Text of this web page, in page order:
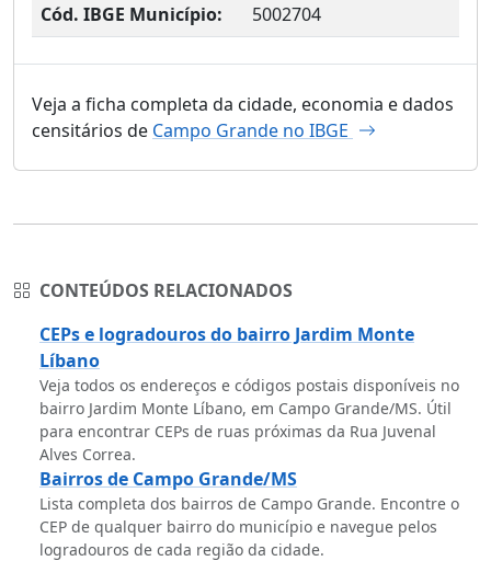
Cód. IBGE Município: 5002704
Veja a ficha completa da cidade, economia e dados
censitários de Campo Grande no IBGE
CONTEÚDOS RELACIONADOS
CEPs e logradouros do bairro Jardim Monte
Líbano
Veja todos os endereços e códigos postais disponíveis no
bairro Jardim Monte Líbano, em Campo Grande/MS. Útil
para encontrar CEPs de ruas próximas da Rua Juvenal
Alves Correa.
Bairros de Campo Grande/MS
Lista completa dos bairros de Campo Grande. Encontre o
CEP de qualquer bairro do município e navegue pelos
logradouros de cada região da cidade.